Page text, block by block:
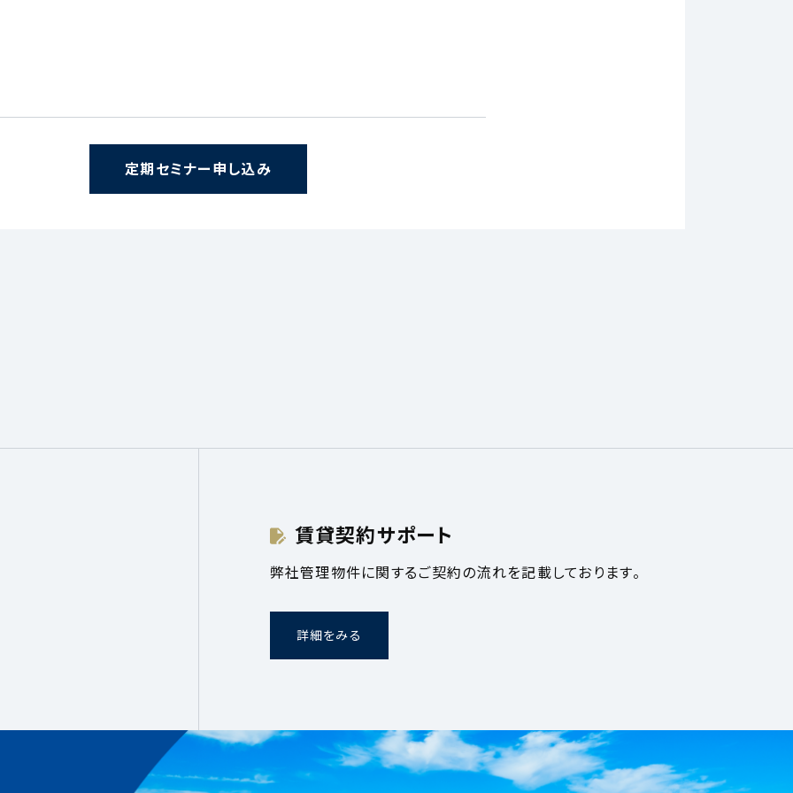
定期セミナー申し込み
賃貸契約サポート
弊社管理物件に関するご契約の流れを記載しております。
詳細をみる